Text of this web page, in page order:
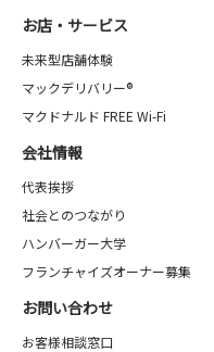
お店・サービス
未来型店舗体験
マックデリバリー®
マクドナルド FREE Wi-Fi
会社情報
代表挨拶
社会とのつながり
ハンバーガー大学
フランチャイズオーナー募集
お問い合わせ
お客様相談窓口